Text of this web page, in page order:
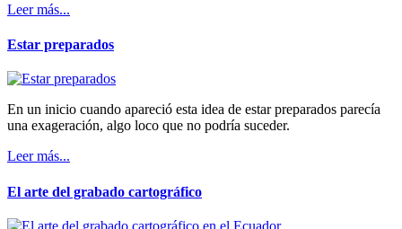
Leer más...
Estar preparados
En un inicio cuando apareció esta idea de estar preparados parecía
una exageración, algo loco que no podría suceder.
Leer más...
El arte del grabado cartográfico